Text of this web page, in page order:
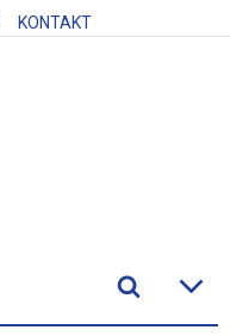
KONTAKT